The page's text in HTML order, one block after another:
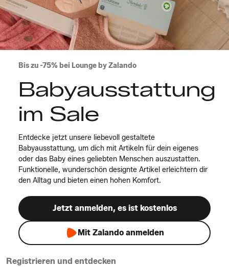
Bis zu -75% bei Lounge by Zalando
Babyausstattung
im Sale
Entdecke jetzt unsere liebevoll gestaltete
Babyausstattung, um dich mit Artikeln für dein eigenes
oder das Baby eines geliebten Menschen auszustatten.
Funktionelle, wunderschön designte Artikel erleichtern dir
den Alltag und bieten einen hohen Komfort.
Jetzt anmelden, es ist kostenlos
Mit Zalando anmelden
Registrieren und entdecken